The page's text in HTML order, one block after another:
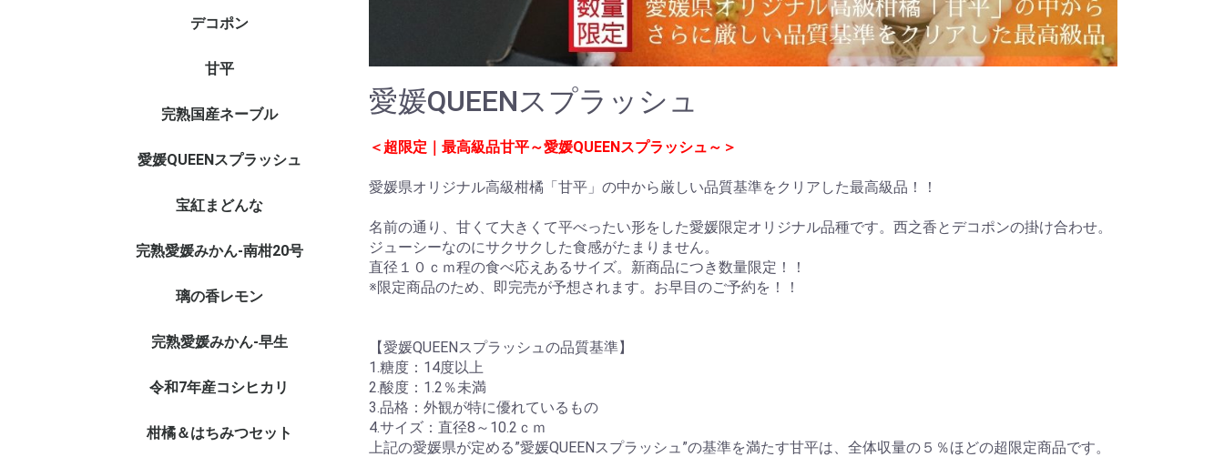
デコポン
甘平
完熟国産ネーブル
愛媛QUEENスプラッシュ
宝紅まどんな
完熟愛媛みかん-南柑20号
璃の香レモン
完熟愛媛みかん-早生
令和7年産コシヒカリ
柑橘＆はちみつセット
愛媛QUEENスプラッシュ
＜超限定｜最高級品甘平～愛媛QUEENスプラッシュ～＞
愛媛県オリジナル高級柑橘「甘平」の中から厳しい品質基準をクリアした最高級品！！
名前の通り、甘くて大きくて平べったい形をした愛媛限定オリジナル品種です。西之香とデコポンの掛け合わせ。
ジューシーなのにサクサクした食感がたまりません。
直径１０ｃｍ程の食べ応えあるサイズ。新商品につき数量限定！！
※限定商品のため、即完売が予想されます。お早目のご予約を！！
【愛媛QUEENスプラッシュの品質基準】
1.糖度：14度以上
2.酸度：1.2％未満
3.品格：外観が特に優れているもの
4.サイズ：直径8～10.2ｃｍ
上記の愛媛県が定める”愛媛QUEENスプラッシュ”の基準を満たす甘平は、全体収量の５％ほどの超限定商品です。